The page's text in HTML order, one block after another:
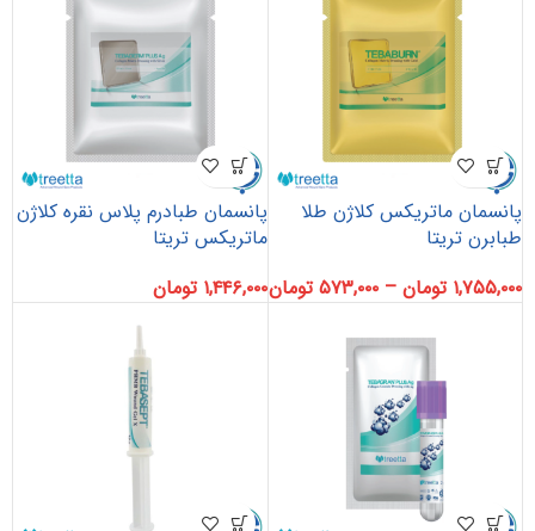
پانسمان ماتریکس کلاژن طلا
طبابرن تریتا
۱,۷۵۵,۰۰۰ تومان – ۵۷۳,۰۰۰ تومان
پانسمان طبادرم پلاس نقره کلاژن
ماتریکس تریتا
۱,۴۴۶,۰۰۰ تومان